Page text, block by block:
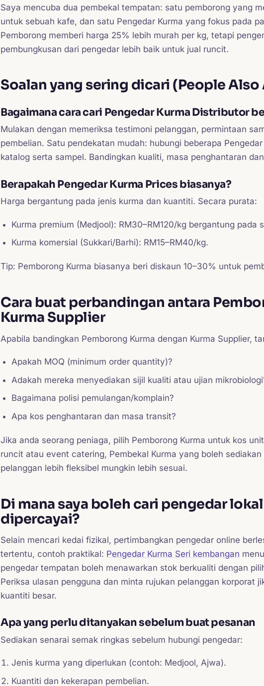
Saya mencuba dua pembekal tempatan: satu pemborong yang
untuk sebuah kafe, dan satu Pengedar Kurma yang fokus pada
Pemborong memberi harga 25% lebih murah per kg, tetapi
pembungkusan dari pengedar lebih baik untuk jual runcit.
Soalan yang sering dicari (People Also
Bagaimana cara cari Pengedar Kurma Distributor
Mulakan dengan memeriksa testimoni pelanggan, permintaan
pembelian. Satu pendekatan mudah: hubungi beberapa
katalog serta sampel. Bandingkan kualiti, masa penghantaran
Berapakah Pengedar Kurma Prices biasanya?
Harga bergantung pada jenis kurma dan kuantiti. Secara purata:
Kurma premium (Medjool): RM30–RM120/kg bergantung pada
Kurma komersial (Sukkari/Barhi): RM15–RM40/kg.
Tip: Pemborong Kurma biasanya beri diskaun 10–30% untuk
Cara buat perbandingan antara
Kurma Supplier
Apabila bandingkan Pemborong Kurma dengan Kurma Supplier,
Apakah MOQ (minimum order quantity)?
Adakah mereka menyediakan sijil kualiti atau ujian
Bagaimana polisi pemulangan/komplain?
Apa kos penghantaran dan masa transit?
Jika anda seorang peniaga, pilih Pemborong Kurma untuk kos
runcit atau event catering, Pembekal Kurma yang boleh
pelanggan lebih fleksibel mungkin lebih sesuai.
Di mana saya boleh cari pengedar
dipercayai?
Selain mencari kedai fizikal, pertimbangkan pengedar online
tertentu, contoh praktikal: Pengedar Kurma Seri kembangan
pengedar tempatan boleh menawarkan stok berkualiti dengan
Periksa ulasan pengguna dan minta rujukan pelanggan korporat
kuantiti besar.
Apa yang perlu ditanyakan sebelum buat pesanan
Sediakan senarai semak ringkas sebelum hubungi pengedar:
Jenis kurma yang diperlukan (contoh: Medjool, Ajwa).
Kuantiti dan kekerapan pembelian.